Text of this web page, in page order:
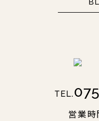
TEL.
営業